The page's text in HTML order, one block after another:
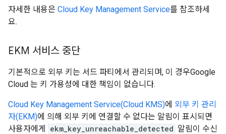
자세한 내용은 Cloud Key Management Service를 참조하세
요.
EKM 서비스 중단
기본적으로 외부 키는 서드 파티에서 관리되며, 이 경우Google
Cloud 는 키 가용성에 대한 책임이 없습니다.
Cloud Key Management Service(Cloud KMS)에 외부 키 관리
자(EKM)에 의해 외부 키에 연결할 수 없다는 알림이 표시되면
사용자에게
ekm_key_unreachable_detected 알림이 수신